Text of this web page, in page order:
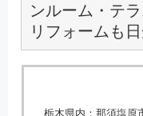
ンルーム・テ
リフォームも
栃木県内：那須塩原